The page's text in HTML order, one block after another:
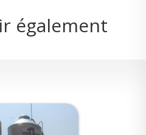
également